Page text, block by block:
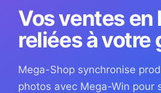
Vos ventes en
reliées à votre
Mega-Shop synchronise
photos avec Mega-Win pour